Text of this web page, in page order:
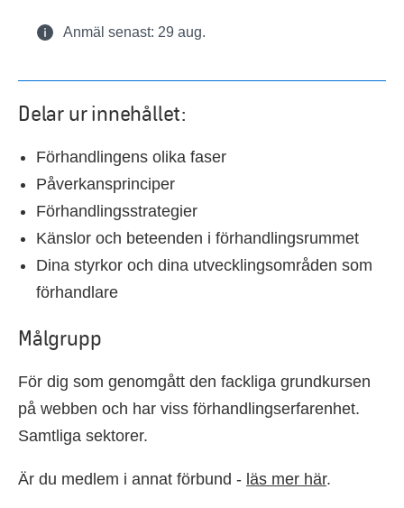
Anmäl senast: 29 aug.
Delar ur innehållet:
Förhandlingens olika faser
Påverkansprinciper
Förhandlingsstrategier
Känslor och beteenden i förhandlingsrummet
Dina styrkor och dina utvecklingsområden som
förhandlare
Målgrupp
För dig som genomgått den fackliga grundkursen
på webben och har viss förhandlingserfarenhet.
Samtliga sektorer.
Är du medlem i annat förbund - läs mer här.